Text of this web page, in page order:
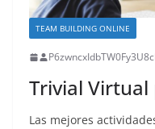
TEAM BUILDING ONLINE
Trivial Virtual
Las mejores